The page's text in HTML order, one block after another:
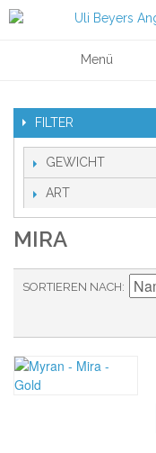
Menü
FILTER
GEWICHT
ART
MIRA
SORTIEREN NACH